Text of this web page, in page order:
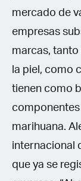
mercado de
empresas
marcas,
la piel, como
tienen como
marihuana.
internacional
que ya se